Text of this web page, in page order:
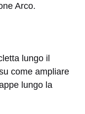
Arco.
lungo il
come ampliare
lungo la